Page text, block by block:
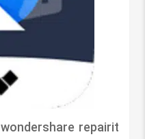
wondershare repairit